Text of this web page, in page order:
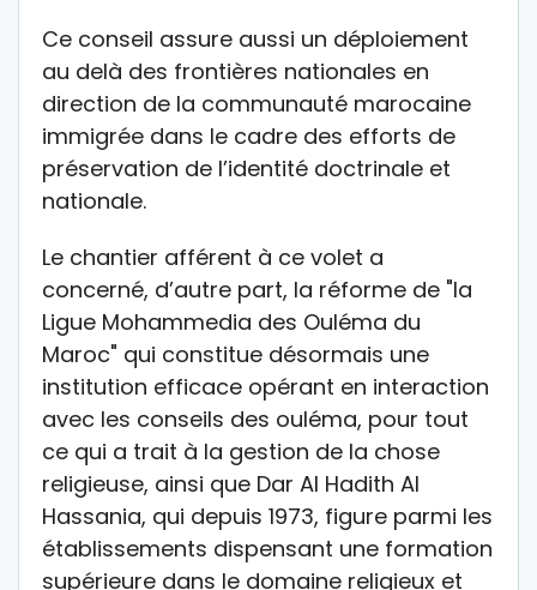
Ce conseil assure aussi un déploiement
au delà des frontières nationales en
direction de la communauté marocaine
immigrée dans le cadre des efforts de
préservation de l’identité doctrinale et
nationale.
Le chantier afférent à ce volet a
concerné, d’autre part, la réforme de "la
Ligue Mohammedia des Ouléma du
Maroc" qui constitue désormais une
institution efficace opérant en interaction
avec les conseils des ouléma, pour tout
ce qui a trait à la gestion de la chose
religieuse, ainsi que Dar Al Hadith Al
Hassania, qui depuis 1973, figure parmi les
établissements dispensant une formation
supérieure dans le domaine religieux et